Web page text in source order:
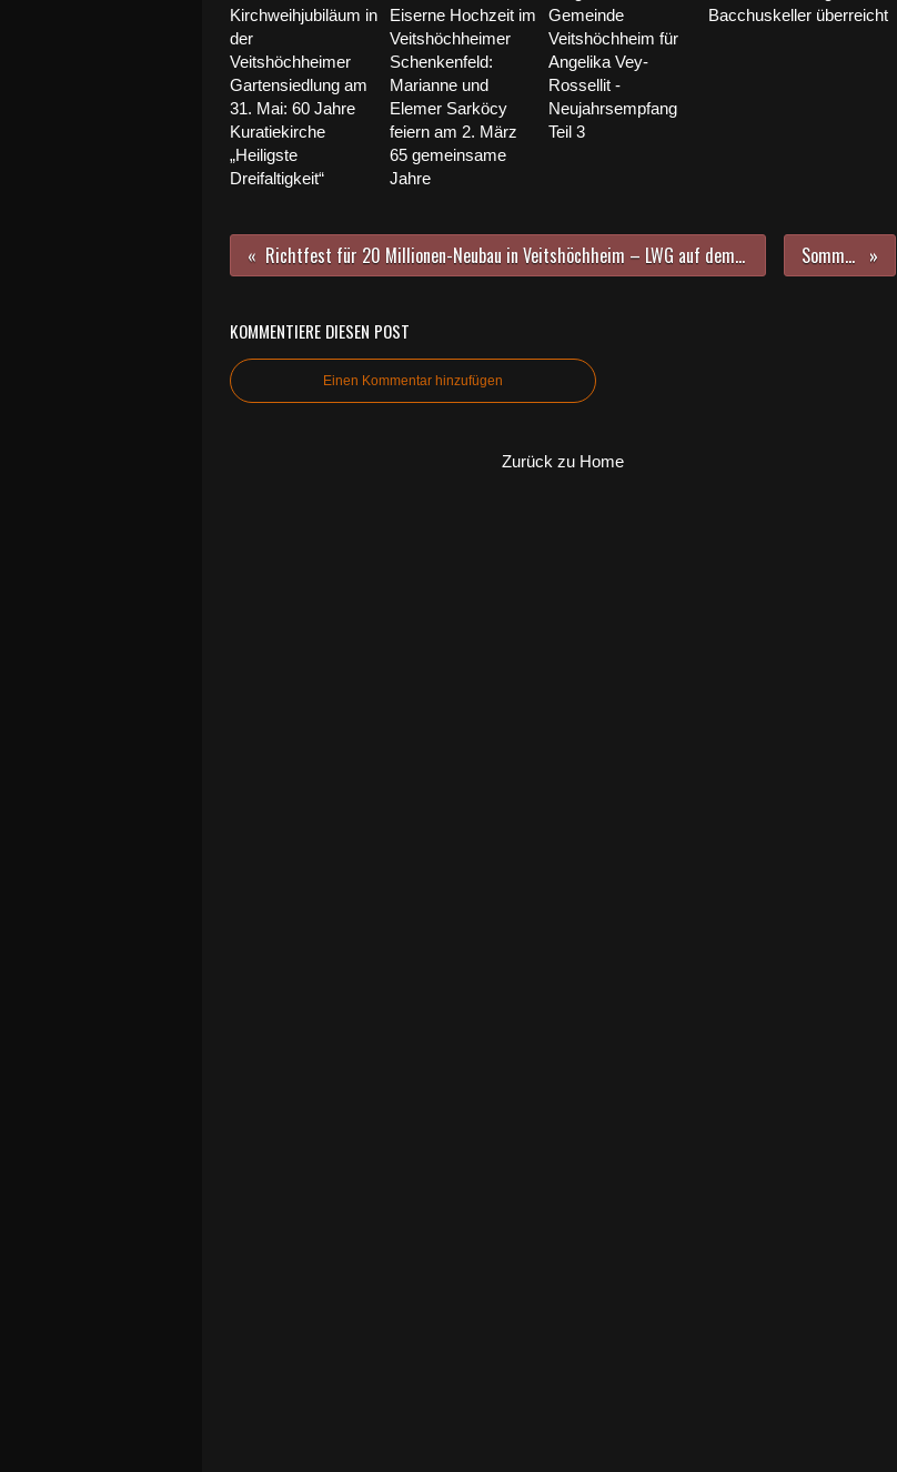
Kirchweihjubiläum in
der
Veitshöchheimer
Gartensiedlung am
31. Mai: 60 Jahre
Kuratiekirche
„Heiligste
Dreifaltigkeit“
Eiserne Hochzeit im
Veitshöchheimer
Schenkenfeld:
Marianne und
Elemer Sarköcy
feiern am 2. März
65 gemeinsame
Jahre
Gemeinde
Veitshöchheim für
Angelika Vey-
Rossellit -
Neujahrsempfang
Teil 3
Bacchuskeller überreicht
Richtfest für 20 Millionen-Neubau in Veitshöchheim – LWG auf dem Weg zu einer der leistungsfähigsten Forschungs- und Bildungseinrichtungen in Deutschland Sommerferienleseclub
KOMMENTIERE DIESEN POST
Einen Kommentar hinzufügen
Zurück zu Home